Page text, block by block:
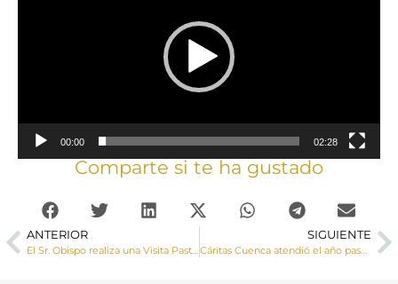
00:00 02:28
Comparte si te ha gustado
ANTERIOR
El Sr. Obispo realiza una Visita Pastoral a la parroquia de San Fernando
SIGUIENTE
Cáritas Cuenca atendió el año pasado a 594 personas sin hogar en situación de calle a través de 5 proyectos y recursos propios